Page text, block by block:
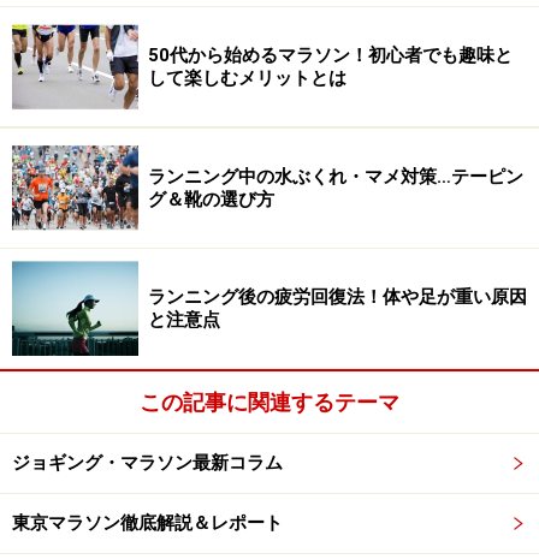
されましたが17位に。その原因がマメだったのです。レ
ース後の浅利選手のシューズは、水泡が破れて滲み出し
た血に赤く染まっていました。
後のコメントから、浅利選手はこの日急に靴下をはか
ず、素足でシューズを履いて走ったとありました。おま
けにシューズのアウター素材が給水時の水で濡れにくい
ように、撥水性の素材だったということでした。
箱根の山もマメ作り
もうひとつ印象に残るのは、箱根駅伝で山下り6区の早
稲田大学の選手。最初はよかったのですが、最後はふら
ふらになってしまったときのこと。中継点にたどり着い
た選手の足裏はベロリと皮が剥けていました。並大抵の
50代から始めるマラソン！初心者でも趣味と
して楽しむメリットとは
ランニング中の水ぶくれ・マメ対策…テーピン
グ＆靴の選び方
ランニング後の疲労回復法！体や足が重い原因
と注意点
この記事に関連するテーマ
ジョギング・マラソン最新コラム
東京マラソン徹底解説＆レポート